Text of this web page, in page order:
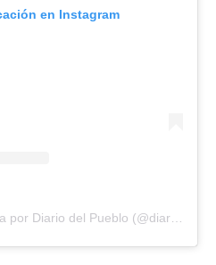
en Instagram